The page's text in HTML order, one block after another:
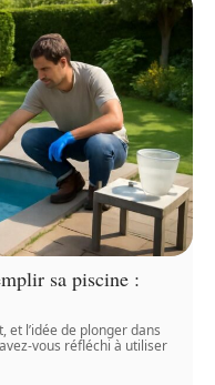
sa piscine :
l’idée de plonger dans
vous réfléchi à utiliser